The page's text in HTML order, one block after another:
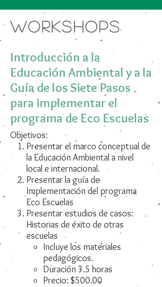
Workshops
Introducción a la
Educación Ambiental y a la
Guía de los Siete Pasos
para implementar el
programa de Eco Escuelas
Objetivos:
Presentar el marco conceptual de
la Educación Ambiental a nivel
local e internacional.
Presentar la guía de
Implementación del programa
Eco Escuelas
Presentar estudios de casos:
Historias de éxito de otras
escuelas
Incluye los materiales
pedagógicos.
Duración 3.5 horas
Precio: $500.00